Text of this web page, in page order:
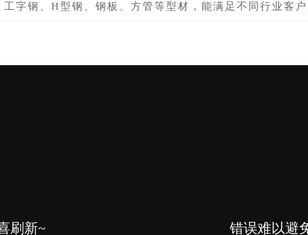
字钢、H型钢、钢板、方管等型材，能满足不同行业客户